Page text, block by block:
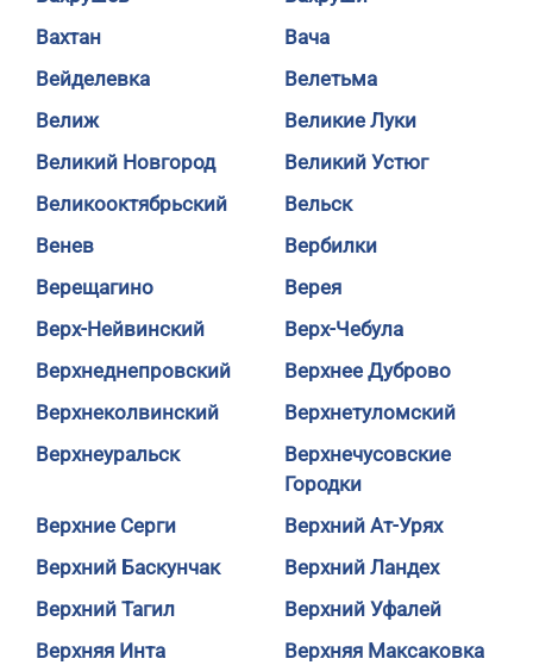
Вахтан
Вача
Вейделевка
Велетьма
Велиж
Великие Луки
Великий Новгород
Великий Устюг
Великооктябрьский
Вельск
Венев
Вербилки
Верещагино
Верея
Верх-Нейвинский
Верх-Чебула
Верхнеднепровский
Верхнее Дуброво
Верхнеколвинский
Верхнетуломский
Верхнеуральск
Верхнечусовские
Городки
Верхние Серги
Верхний Ат-Урях
Верхний Баскунчак
Верхний Ландех
Верхний Тагил
Верхний Уфалей
Верхняя Инта
Верхняя Максаковка